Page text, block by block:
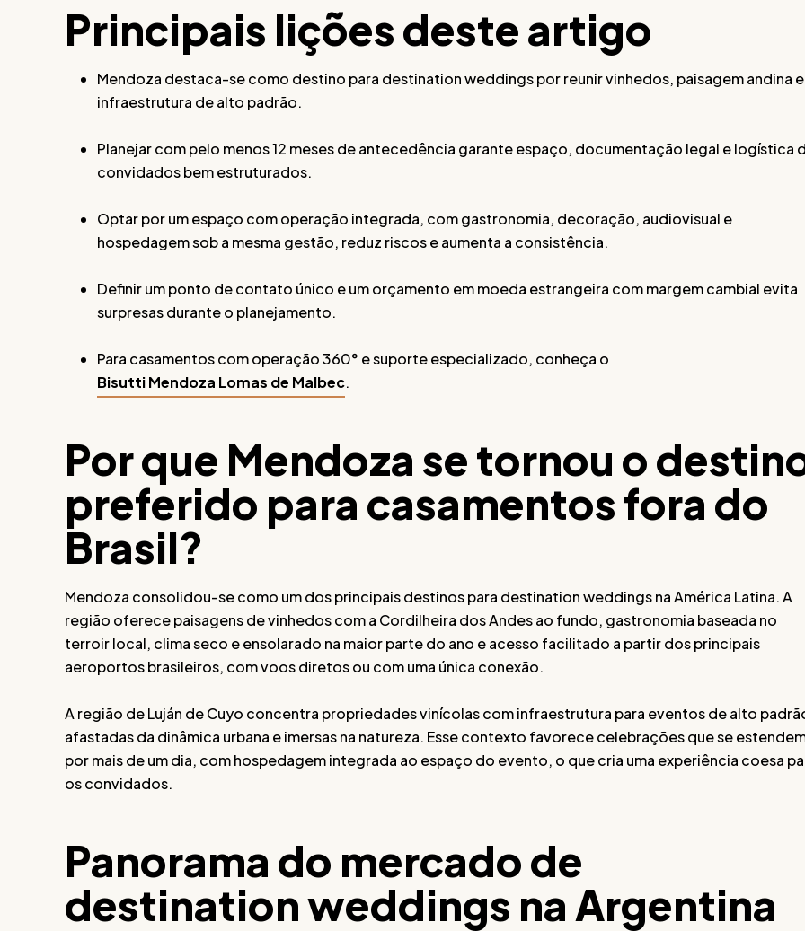
Principais lições deste artigo
Mendoza destaca-se como destino para destination weddings por reunir vinhedos, paisagem andina e
infraestrutura de alto padrão.
Planejar com pelo menos 12 meses de antecedência garante espaço, documentação legal e logística
convidados bem estruturados.
Optar por um espaço com operação integrada, com gastronomia, decoração, audiovisual e
hospedagem sob a mesma gestão, reduz riscos e aumenta a consistência.
Definir um ponto de contato único e um orçamento em moeda estrangeira com margem cambial evita
surpresas durante o planejamento.
Para casamentos com operação 360° e suporte especializado, conheça o
Bisutti Mendoza Lomas de Malbec.
Por que Mendoza se tornou o
preferido para casamentos fora do
Brasil?
Mendoza consolidou-se como um dos principais destinos para destination weddings na América Latina. A
região oferece paisagens de vinhedos com a Cordilheira dos Andes ao fundo, gastronomia baseada no
terroir local, clima seco e ensolarado na maior parte do ano e acesso facilitado a partir dos principais
aeroportos brasileiros, com voos diretos ou com uma única conexão.
A região de Luján de Cuyo concentra propriedades vinícolas com infraestrutura para eventos de alto
afastadas da dinâmica urbana e imersas na natureza. Esse contexto favorece celebrações que se
por mais de um dia, com hospedagem integrada ao espaço do evento, o que cria uma experiência coesa
os convidados.
Panorama do mercado de
destination weddings na Argentina